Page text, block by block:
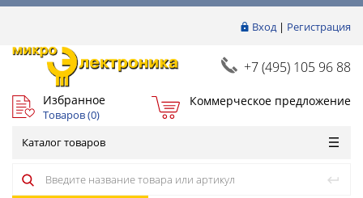
Вход| Регистрация
+7 (495) 105 96 88
Избранное
Товаров (0)
Коммерческое предложение
Каталог товаров